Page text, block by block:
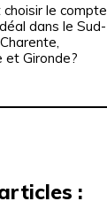
le compte
dans le Sud-
et Gironde?
: